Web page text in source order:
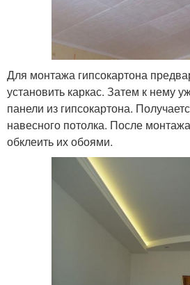
Для монтажа гипсокартона
установить каркас. Затем к нему
панели из гипсокартона.
навесного потолка. После
обклеить их обоями.